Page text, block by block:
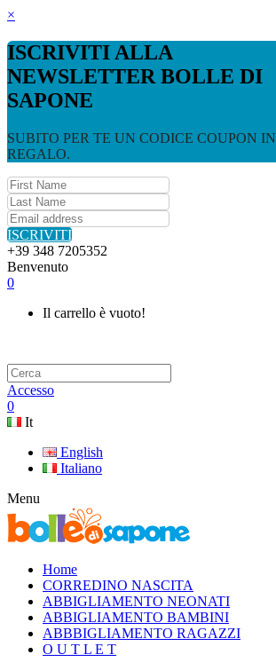
×
ISCRIVITI ALLA
NEWSLETTER BOLLE DI
SAPONE
SUBITO PER TE UN CODICE COUPON IN
REGALO.
ISCRIVITI
+39 348 7205352
Benvenuto
0
Il carrello è vuoto!
Accesso
0
It
English
Italiano
Menu
Home
CORREDINO NASCITA
ABBIGLIAMENTO NEONATI
ABBIGLIAMENTO BAMBINI
ABBBIGLIAMENTO RAGAZZI
O U T L E T